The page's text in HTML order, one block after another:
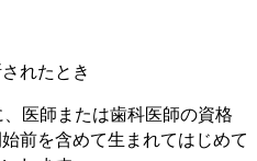
れたとき
、医師または歯科医師の資格
前を含めて生まれてはじめて